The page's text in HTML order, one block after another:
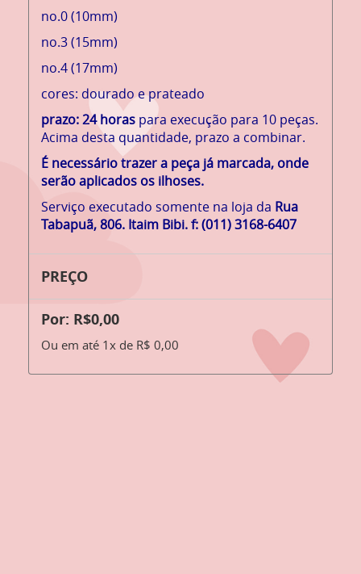
no.0 (10mm)
no.3 (15mm)
no.4 (17mm)
cores: dourado e prateado
prazo: 24 horas para execução para 10 peças.
Acima desta quantidade, prazo a combinar.
É necessário trazer a peça já marcada, onde
serão aplicados os ilhoses.
Serviço executado somente na loja da Rua
Tabapuã, 806. Itaim Bibi. f: (011) 3168-6407
PREÇO
Por: R$0,00
Ou em até 1x de R$ 0,00